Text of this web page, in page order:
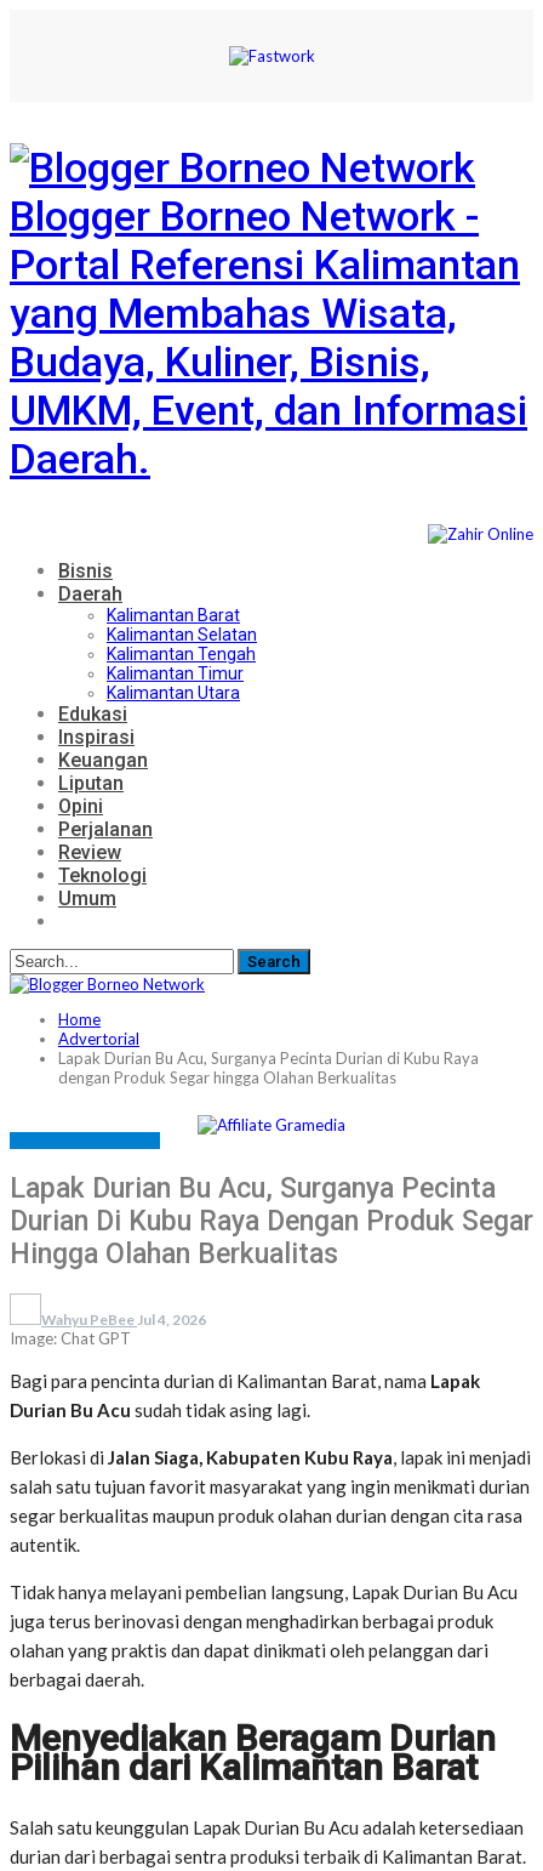
Blogger Borneo Network -
Portal Referensi Kalimantan
yang Membahas Wisata,
Budaya, Kuliner, Bisnis,
UMKM, Event, dan Informasi
Daerah.
Bisnis
Daerah
Kalimantan Barat
Kalimantan Selatan
Kalimantan Tengah
Kalimantan Timur
Kalimantan Utara
Edukasi
Inspirasi
Keuangan
Liputan
Opini
Perjalanan
Review
Teknologi
Umum
Home
Advertorial
Lapak Durian Bu Acu, Surganya Pecinta Durian di Kubu Raya
dengan Produk Segar hingga Olahan Berkualitas
Lapak Durian Bu Acu, Surganya Pecinta
Durian Di Kubu Raya Dengan Produk Segar
Hingga Olahan Berkualitas
Wahyu PeBeeJul 4, 2026
Image: Chat GPT
Bagi para pencinta durian di Kalimantan Barat, nama Lapak
Durian Bu Acu sudah tidak asing lagi.
Berlokasi di Jalan Siaga, Kabupaten Kubu Raya, lapak ini menjadi
salah satu tujuan favorit masyarakat yang ingin menikmati durian
segar berkualitas maupun produk olahan durian dengan cita rasa
autentik.
Tidak hanya melayani pembelian langsung, Lapak Durian Bu Acu
juga terus berinovasi dengan menghadirkan berbagai produk
olahan yang praktis dan dapat dinikmati oleh pelanggan dari
berbagai daerah.
Menyediakan Beragam Durian
Pilihan dari Kalimantan Barat
Salah satu keunggulan Lapak Durian Bu Acu adalah ketersediaan
durian dari berbagai sentra produksi terbaik di Kalimantan Barat.